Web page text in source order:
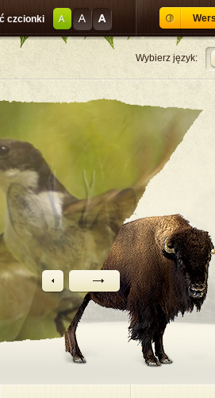
Wybierz język:
czcionki